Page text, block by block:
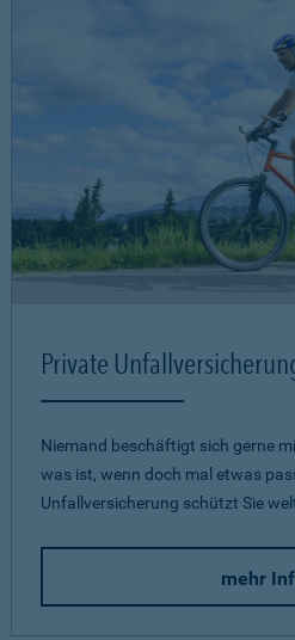
Private
Niemand beschäftigt sich gerne
was ist, wenn doch mal etwas
Unfallversicherung schützt Sie
mehr